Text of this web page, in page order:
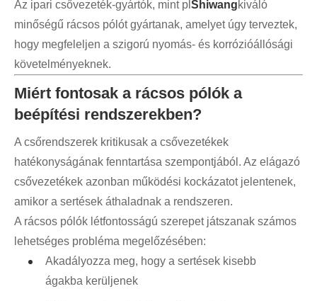
Az ipari csővezeték-gyártók, mint pl Shiwangkiváló
minőségű rácsos pólót gyártanak, amelyet úgy terveztek,
hogy megfeleljen a szigorú nyomás- és korrózióállósági
követelményeknek.
Miért fontosak a rácsos pólók a
beépítési rendszerekben?
A csőrendszerek kritikusak a csővezetékek
hatékonyságának fenntartása szempontjából. Az elágazó
csővezetékek azonban működési kockázatot jelentenek,
amikor a sertések áthaladnak a rendszeren.
A rácsos pólók létfontosságú szerepet játszanak számos
lehetséges probléma megelőzésében:
Akadályozza meg, hogy a sertések kisebb
ágakba kerüljenek